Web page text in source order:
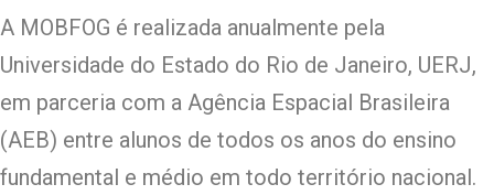
A MOBFOG é realizada anualmente pela
Universidade do Estado do Rio de Janeiro, UERJ,
em parceria com a Agência Espacial Brasileira
(AEB) entre alunos de todos os anos do ensino
fundamental e médio em todo território nacional.